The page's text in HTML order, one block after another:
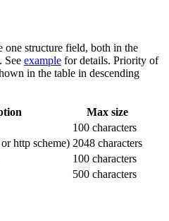
one structure field, both in the
See example for details. Priority of
in the table in descending
Max size
100 characters
http scheme) 2048 characters
100 characters
500 characters